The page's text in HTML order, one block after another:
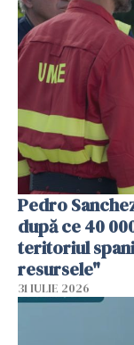
Pedro
după ce 40
teritoriul
resursele"
31 IULIE 2026